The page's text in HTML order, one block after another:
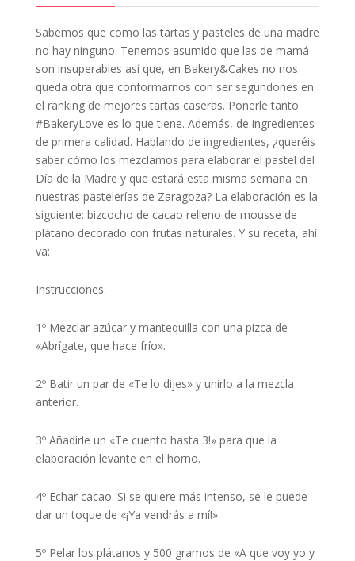
Sabemos que como las tartas y pasteles de una madre
no hay ninguno. Tenemos asumido que las de mamá
son insuperables así que, en Bakery&Cakes no nos
queda otra que conformarnos con ser segundones en
el ranking de mejores tartas caseras. Ponerle tanto
#BakeryLove es lo que tiene. Además, de ingredientes
de primera calidad. Hablando de ingredientes, ¿queréis
saber cómo los mezclamos para elaborar el pastel del
Día de la Madre y que estará esta misma semana en
nuestras pastelerías de Zaragoza? La elaboración es la
siguiente: bizcocho de cacao relleno de mousse de
plátano decorado con frutas naturales. Y su receta, ahí
va:
Instrucciones:
1º Mezclar azúcar y mantequilla con una pizca de
«Abrígate, que hace frío».
2º Batir un par de «Te lo dijes» y unirlo a la mezcla
anterior.
3º Añadirle un «Te cuento hasta 3!» para que la
elaboración levante en el horno.
4º Echar cacao. Si se quiere más intenso, se le puede
dar un toque de «¡Ya vendrás a mí!»
5º Pelar los plátanos y 500 gramos de «A que voy yo y